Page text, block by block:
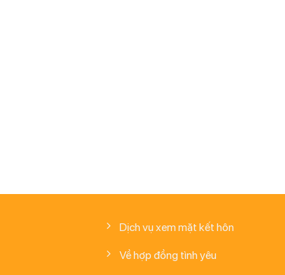
Dịch vụ xem mặt kết hôn
Về hợp đồng tình yêu